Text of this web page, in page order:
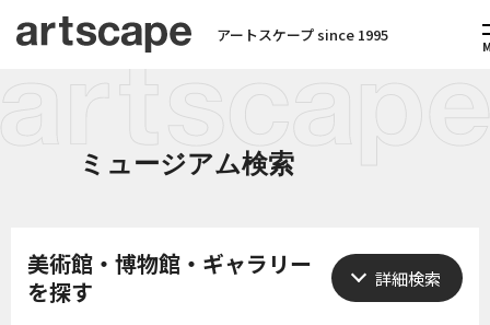
アートスケープ since 1995
ミュージアム検索
美術館・博物館・ギャラリー
を探す